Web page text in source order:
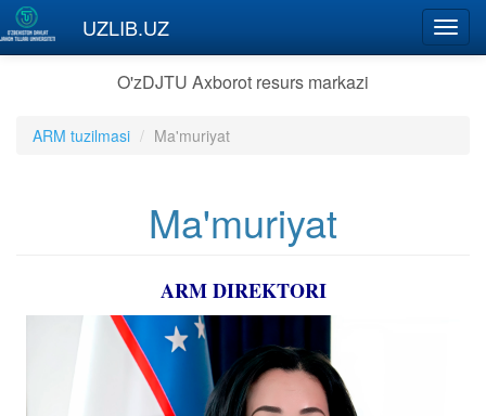
Skip to main content
UZLIB.UZ
O'zDJTU Axborot resurs markazi
ARM tuzilmasi Ma'muriyat
Ma'muriyat
ARM DIREKTORI